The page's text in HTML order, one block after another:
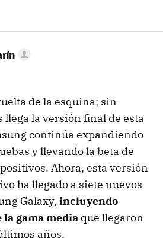
de la esquina; sin
la versión final de esta
continúa expandiendo
y llevando la beta de
Ahora, esta versión
ha llegado a siete nuevos
Galaxy, incluyendo
gama media que llegaron
años.